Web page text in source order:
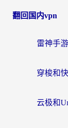
翻回国内vpn